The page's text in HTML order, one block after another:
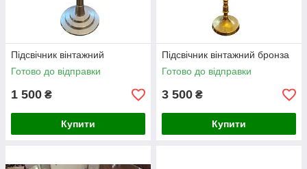
Підсвічник вінтажний
Готово до відправки
1 500 ₴
Купити
Підсвічник вінтажний бронза
Готово до відправки
3 500 ₴
Купити